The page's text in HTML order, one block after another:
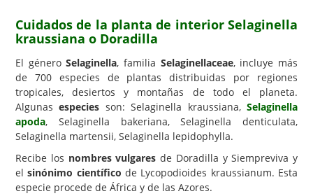
Hemisferio Sur
Enfermedades
Animales
Hongos
Carencias
Fotos
Flores y Plantas
Cuidados de la planta de interior Selaginella
kraussiana o Doradilla
El géneroSelaginella, familia Selaginellaceae, incluye más
de 700 especies de plantas distribuidas por regiones
tropicales, desiertos y montañas de todo el planeta.
Algunasespecies son: Selaginella kraussiana,Selaginella
apoda, Selaginella bakeriana, Selaginella denticulata,
Selaginella martensii, Selaginella lepidophylla.
Recibe los nombres vulgares de Doradilla y Siempreviva y
elsinónimo científico de Lycopodioides kraussianum. Esta
especie procede de África y de las Azores.